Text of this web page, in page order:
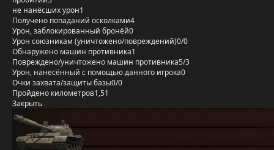
не нанёсших урон1
Получено попаданий осколками4
Урон, заблокированный бронёй0
Урон союзникам (уничтожено/повреждений)0/0
Обнаружено машин противника1
Повреждено/уничтожено машин противника5/3
Урон, нанесённый с помощью данного игрока0
Очки захвата/защиты базы0/0
Пройдено километров1,51
Закрыть